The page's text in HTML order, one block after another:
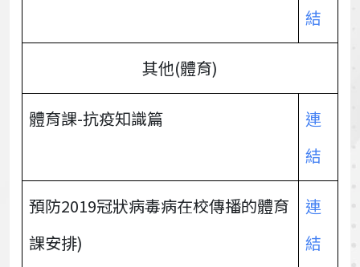
結
其他(體育)
體育課-抗疫知識篇
連
結
預防2019冠狀病毒病在校傳播的體育
課安排)
連
結